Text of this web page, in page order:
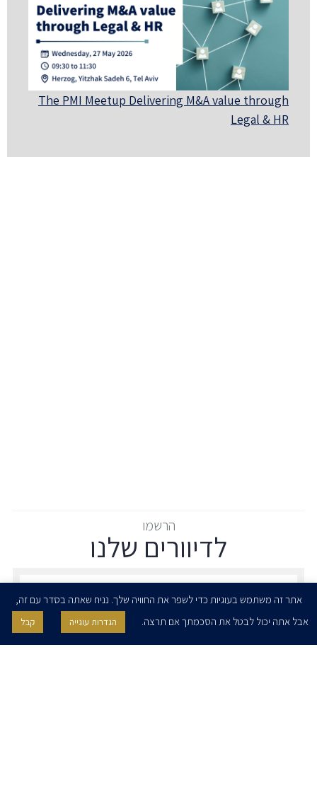
The PMI Meetup Delivering M&A value through
Legal & HR
הרשמו
לדיוורים שלנו
אני מאשר/ת בזאת להרצוג, פוקס, נאמן ושות' לשלוח לי ניוזלטרים,
הודעות והזמנות לאירועים וכנסים. אני רשאי/ת לחזור בי מהסכמתי לעיל בכל
אתר זה משתמש בעוגיות כדי לשפר את החוויה שלך. נניח שאתה בסדר עם זה,
אבל אתה יכול לבטל את הסכמתך אם תרצה.
הגדרות עוגייה קבל